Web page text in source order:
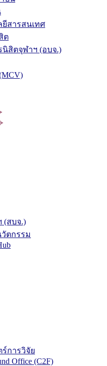
สารสนเทศ
ต
สิตจุฬาฯ (อบจ.)
(สบจ.)
ตกรรม
การวิจัย
Office (C2F)